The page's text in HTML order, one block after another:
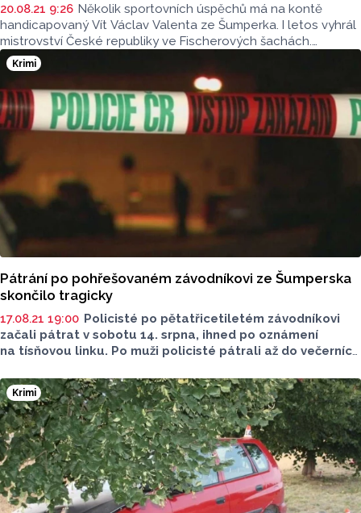
20.08.21 9:26 Několik sportovních úspěchů má na kontě
handicapovaný Vít Václav Valenta ze Šumperka. I letos vyhrál
mistrovství České republiky ve Fischerových šachách.
K úspěchu mu osobně poblahopřál náměstek hejtmana
Olomouckého kraje pro oblast sportu Michal Zácha.
Krimi
Pátrání po pohřešovaném závodníkovi ze Šumperska
skončilo tragicky
17.08.21 19:00 Policisté po pětatřicetiletém závodníkovi
začali pátrat v sobotu 14. srpna, ihned po oznámení
na tísňovou linku. Po muži policisté pátrali až do večerních
Krimi